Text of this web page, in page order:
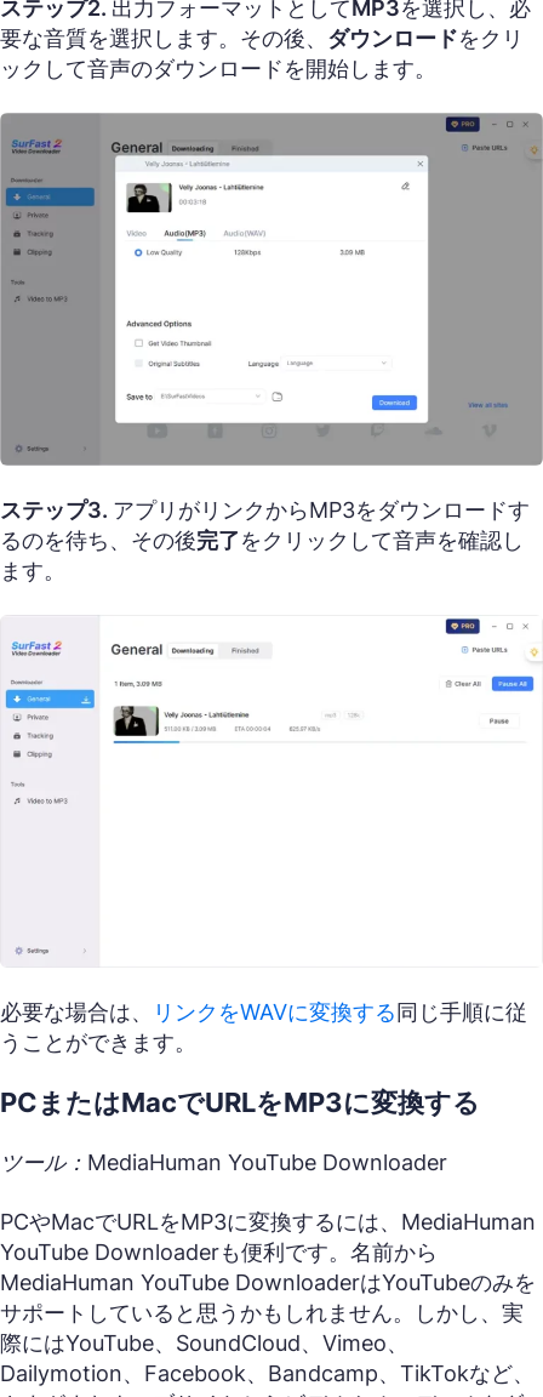
ステップ2. 出力フォーマットとして MP3を選択し、必
要な音質を選択します。その後、 ダウンロードをクリ
ックして音声のダウンロードを開始します。
ステップ3. アプリがリンクからMP3をダウンロードす
るのを待ち、その後完了をクリックして音声を確認し
ます。
必要な場合は、 リンクをWAVに変換する 同じ手順に従
うことができます。
PCまたはMacでURLをMP3に変換する
ツール：MediaHuman YouTube Downloader
PCやMacでURLをMP3に変換するには、MediaHuman
YouTube Downloaderも便利です。名前から
MediaHuman YouTube DownloaderはYouTubeのみを
サポートしていると思うかもしれません。しかし、実
際にはYouTube、SoundCloud、Vimeo、
Dailymotion、Facebook、Bandcamp、TikTokなど、